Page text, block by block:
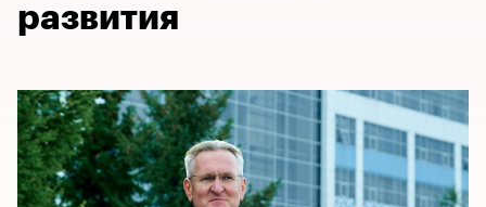
развития